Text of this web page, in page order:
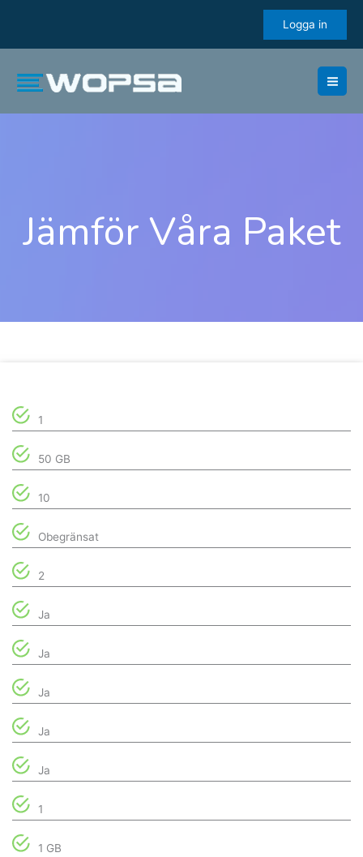
Logga in
Jämför Våra Paket
1
50 GB
10
Obegränsat
2
Ja
Ja
Ja
Ja
Ja
1
1 GB